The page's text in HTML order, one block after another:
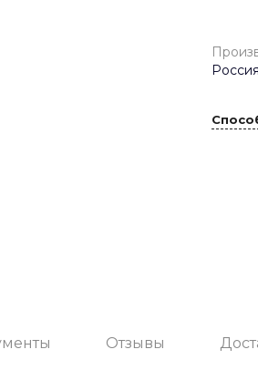
Отзывы